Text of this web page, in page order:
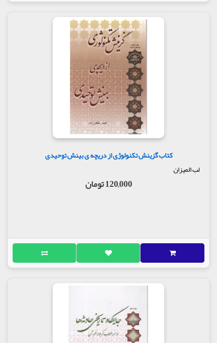
کتاب گزینش تکنولوژی از دریچه ی بینش توحیدی
لب المیزان
120,000 تومان